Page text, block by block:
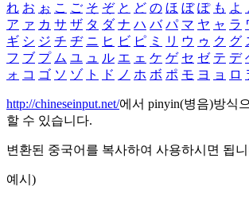
れ お ぉ こ ご そ ぞ と ど の ほ ぼ ぽ も よ
ア ァ カ サ ザ タ ダ ナ ハ バ パ マ ヤ ャ ラ
ギ シ ジ チ ヂ ニ ヒ ビ ピ ミ リ ウ ゥ ク グ
フ ブ プ ム ユ ュ ル エ ェ ケ ゲ セ ゼ テ デ
ォ コ ゴ ソ ゾ ト ド ノ ホ ボ ポ モ ヨ ョ ロ
http://chineseinput.net/에서 pinyin(병음)방식
할 수 있습니다.
변환된 중국어를 복사하여 사용하시면 됩
예시)